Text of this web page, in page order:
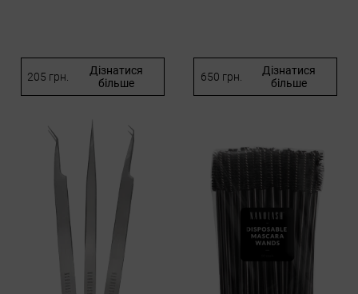
205 грн.
Дізнатися
більше
650 грн.
Дізнатися
більше